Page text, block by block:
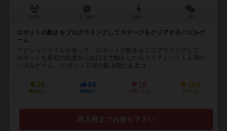
ロボットの動きをプログラミングしてステージをクリアするパズルゲ
ーム
アクションタイルを使って、ロボットの動きをプログラミングして、
ロボットを最初の位置から出口まで動かしたらクリアという１人用の
パズルゲーム。 ロボット工場の最上階にあるコ...
24
興味あり
64
経験あり
16
お気に入り
104
持ってる
再入荷までお待ち下さい